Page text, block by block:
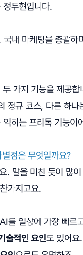
두현입니다.
내 마케팅을 총괄하
가지 기능을 제공합
정규 코스, 다른 하나
히는 프리톡 기능이
점은 무엇일까요?
. 말을 미친 듯이 많
가지고요.
를 일상에 가장 빠르
술적인 요인도 있어요